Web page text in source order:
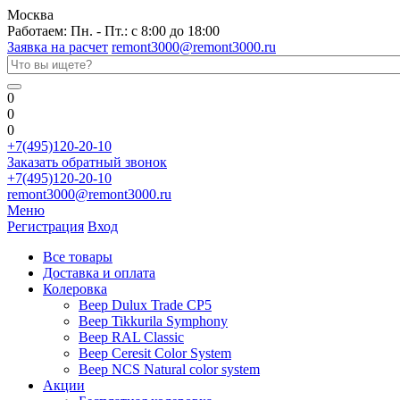
Москва
Работаем: Пн. - Пт.: с 8:00 до 18:00
Заявка на расчет remont3000@remont3000.ru
0
0
0
+7(495)120-20-10
Заказать обратный звонок
+7(495)120-20-10
remont3000@remont3000.ru
Меню
Регистрация Вход
Все товары
Доставка и оплата
Колеровка
Веер Dulux Trade CP5
Веер Tikkurila Symphony
Веер RAL Classic
Веер Ceresit Color System
Веер NCS Natural color system
Акции